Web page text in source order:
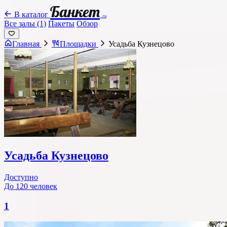
В каталог Банкет .ru
Все залы (1) Пакеты Обзор
Главная Площадки Усадьба Кузнецово
Усадьба Кузнецово
Доступно
До 120 человек
1